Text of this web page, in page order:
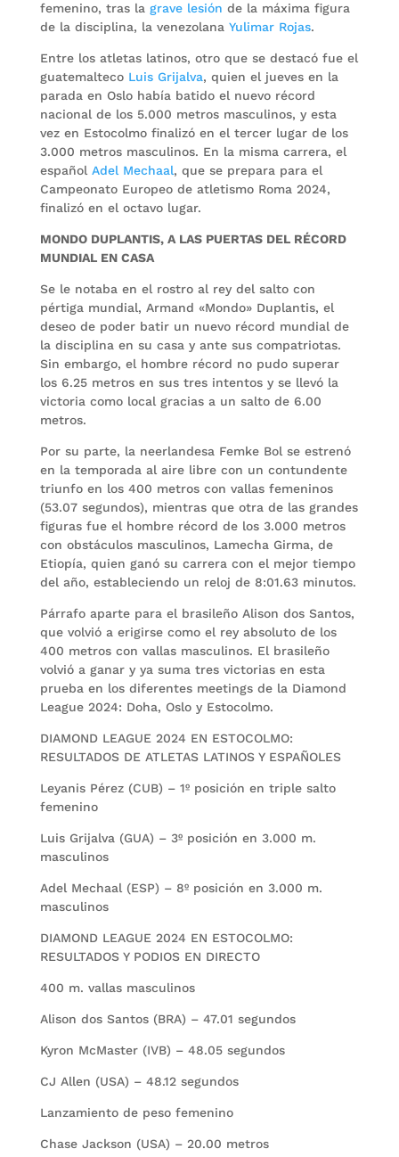
femenino, tras la grave lesión de la máxima figura
de la disciplina, la venezolana Yulimar Rojas.
Entre los atletas latinos, otro que se destacó fue el
guatemalteco Luis Grijalva, quien el jueves en la
parada en Oslo había batido el nuevo récord
nacional de los 5.000 metros masculinos, y esta
vez en Estocolmo finalizó en el tercer lugar de los
3.000 metros masculinos. En la misma carrera, el
español Adel Mechaal, que se prepara para el
Campeonato Europeo de atletismo Roma 2024,
finalizó en el octavo lugar.
MONDO DUPLANTIS, A LAS PUERTAS DEL RÉCORD
MUNDIAL EN CASA
Se le notaba en el rostro al rey del salto con
pértiga mundial, Armand «Mondo» Duplantis, el
deseo de poder batir un nuevo récord mundial de
la disciplina en su casa y ante sus compatriotas.
Sin embargo, el hombre récord no pudo superar
los 6.25 metros en sus tres intentos y se llevó la
victoria como local gracias a un salto de 6.00
metros.
Por su parte, la neerlandesa Femke Bol se estrenó
en la temporada al aire libre con un contundente
triunfo en los 400 metros con vallas femeninos
(53.07 segundos), mientras que otra de las grandes
figuras fue el hombre récord de los 3.000 metros
con obstáculos masculinos, Lamecha Girma, de
Etiopía, quien ganó su carrera con el mejor tiempo
del año, estableciendo un reloj de 8:01.63 minutos.
Párrafo aparte para el brasileño Alison dos Santos,
que volvió a erigirse como el rey absoluto de los
400 metros con vallas masculinos. El brasileño
volvió a ganar y ya suma tres victorias en esta
prueba en los diferentes meetings de la Diamond
League 2024: Doha, Oslo y Estocolmo.
DIAMOND LEAGUE 2024 EN ESTOCOLMO:
RESULTADOS DE ATLETAS LATINOS Y ESPAÑOLES
Leyanis Pérez (CUB) – 1º posición en triple salto
femenino
Luis Grijalva (GUA) – 3º posición en 3.000 m.
masculinos
Adel Mechaal (ESP) – 8º posición en 3.000 m.
masculinos
DIAMOND LEAGUE 2024 EN ESTOCOLMO:
RESULTADOS Y PODIOS EN DIRECTO
400 m. vallas masculinos
Alison dos Santos (BRA) – 47.01 segundos
Kyron McMaster (IVB) – 48.05 segundos
CJ Allen (USA) – 48.12 segundos
Lanzamiento de peso femenino
Chase Jackson (USA) – 20.00 metros